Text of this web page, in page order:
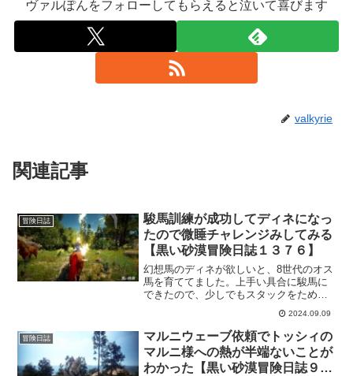
ヴァルぽんをフォローしてもらえると泣いて喜びます
valkyrie
関連記事
冒険日誌
駿馬訓練が成功してディネになっ
たので微睡チャレンジみしてみる
【黒い砂漠冒険日誌１３７６】
幻想馬のディネが欲しいと、8世代のオス
馬を育ててました。上手い具合に駿馬に
できたので、少しでもスタックをためて
おこうとチャレンジしてみたところ。予
想外の結果に驚いてしまいましたｗその
後調子に乗って微睡チャレンジもしたけ
どそれは無理な話ですｗ
2024.09.09
冒険日誌
マルニウェーブ依頼でトッシィの
マルニ様への熱が半端ないことが
わかった【黒い砂漠冒険日誌９１